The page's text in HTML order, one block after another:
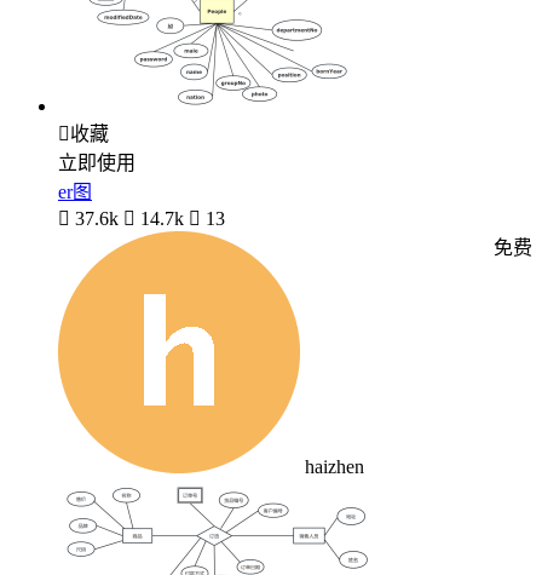
收藏
立即使用
er图
 37.6k  14.7k  13
haizhen
免费